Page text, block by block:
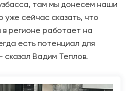
там мы донесем наши
уже сейчас сказать, что
регионе работает на
есть потенциал для
Вадим Теплов.